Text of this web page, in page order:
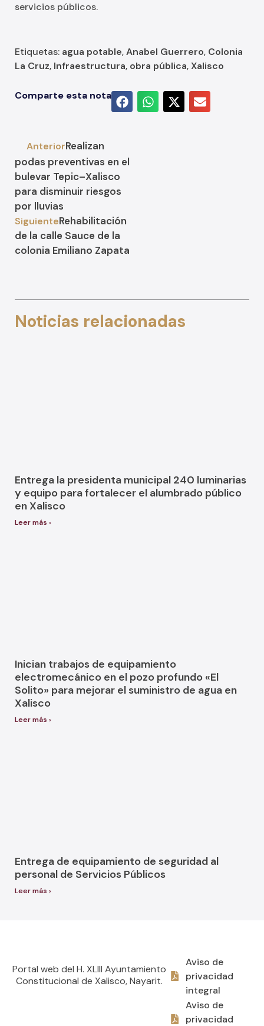
servicios públicos.
Etiquetas: agua potable,Anabel Guerrero, Colonia
La Cruz, Infraestructura, obra pública,Xalisco
Comparte esta nota
AnteriorRealizan
podas preventivas en el
bulevar Tepic–Xalisco
para disminuir riesgos
por lluvias
SiguienteRehabilitación
de la calle Sauce de la
colonia Emiliano Zapata
Noticias relacionadas
Entrega la presidenta municipal 240 luminarias
y equipo para fortalecer el alumbrado público
en Xalisco
Leer más ›
Inician trabajos de equipamiento
electromecánico en el pozo profundo «El
Solito» para mejorar el suministro de agua en
Xalisco
Leer más ›
Entrega de equipamiento de seguridad al
personal de Servicios Públicos
Leer más ›
Portal web del H. XLIII Ayuntamiento
Constitucional de Xalisco, Nayarit.
Aviso de
privacidad
integral
Aviso de
privacidad